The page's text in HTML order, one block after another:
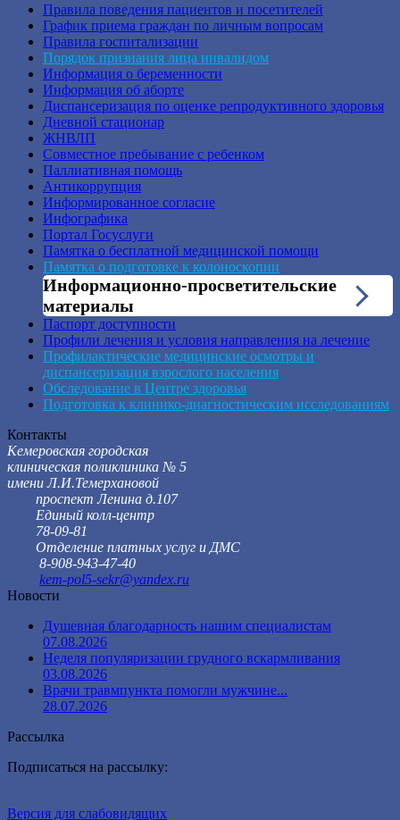
Правила поведения пациентов и посетителей
График приема граждан по личным вопросам
Правила госпитализации
Порядок признания лица инвалидом
Информация о беременности
Информация об аборте
Диспансеризация по оценке репродуктивного здоровья
Дневной стационар
ЖНВЛП
Совместное пребывание с ребенком
Паллиативная помощь
Антикоррупция
Информированное согласие
Инфографика
Портал Госуслуги
Памятка о бесплатной медицинской помощи
Памятка о подготовке к колоноскопии
Информационно-просветительские
материалы
Паспорт доступности
Профили лечения и условия направления на лечение
Профилактические медицинские осмотры и
диспансеризация взрослого населения
Обследование в Центре здоровья
Подготовка к клинико-диагностическим исследованиям
Контакты
Кемеровская городская
клиническая поликлиника № 5
имени Л.И.Темерхановой
проспект Ленина д.107
Единый колл-центр
78-09-81
Отделение платных услуг и ДМС
8-908-943-47-40
kem-pol5-sekr@yandex.ru
Новости
Душевная благодарность нашим специалистам
07.08.2026
Неделя популяризации грудного вскармливания
03.08.2026
Врачи травмпункта помогли мужчине...
28.07.2026
Рассылка
Подписаться на рассылку:
Версия для слабовидящих